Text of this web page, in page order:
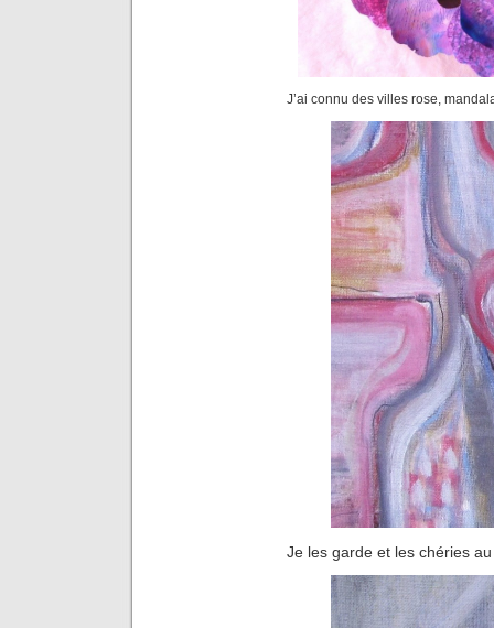
J’ai connu des villes rose,
Je les garde et les chéries